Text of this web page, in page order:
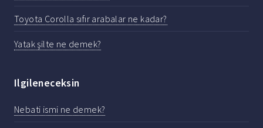
Toyota Corolla sıfır arabalar ne kadar?
Yatak şilte ne demek?
Ilgileneceksin
Nebati ismi ne demek?